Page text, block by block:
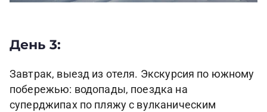
День 3:
Завтрак, выезд из отеля. Экскурсия по южному
побережью: водопады, поездка на
суперджипах по пляжу с вулканическим